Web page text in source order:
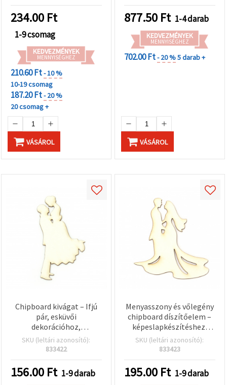
234.00 Ft
1-9 csomag
KEDVEZMÉNYEK
MENNYISÉGHEZ
210.60 Ft- 10 %
10-19 csomag
187.20 Ft- 20 %
20 csomag +
VÁSÁROL
877.50 Ft 1-4 darab
KEDVEZMÉNYEK
MENNYISÉGHEZ
702.00 Ft- 20 %5 darab +
VÁSÁROL
Chipboard kivágat – Ifjú
pár, esküvői
dekorációhoz,
scrapbookinghoz,
képeslapokhoz és
képkeretekhez, 93×50
mm
SKU (leltári azonosító):
833422
156.00 Ft 1-9 darab
Menyasszony és vőlegény
chipboard díszítőelem –
képeslapkészítéshez,
meghívókhoz és
scrapbook albumokhoz,
90×80 mm
SKU (leltári azonosító):
833423
195.00 Ft 1-9 darab